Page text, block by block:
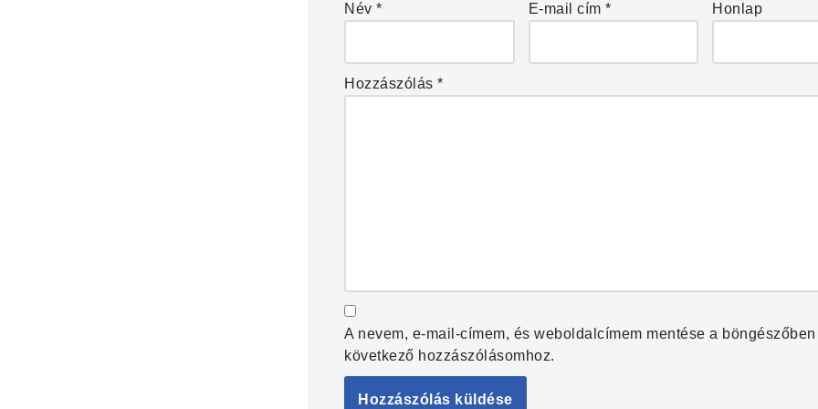
Név * E-mail cím* Honlap
Hozzászólás *
A nevem, e-mail-címem, és weboldalcímem mentése a
következő hozzászólásomhoz.